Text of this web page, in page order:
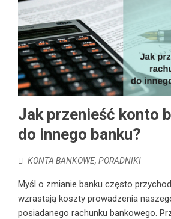
Jak przenieść konto
do innego banku?
KONTA BANKOWE, PORADNIKI
Myśl o zmianie banku często
wzrastają koszty prowadzenia
posiadanego rachunku bankowego.